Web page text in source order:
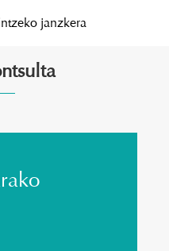
janzkera